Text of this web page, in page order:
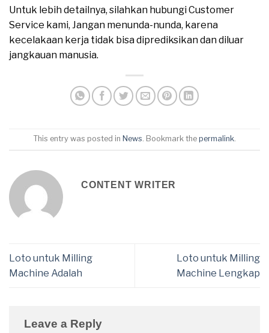
Untuk lebih detailnya, silahkan hubungi Customer
Service kami, Jangan menunda-nunda, karena
kecelakaan kerja tidak bisa diprediksikan dan diluar
jangkauan manusia.
This entry was posted in News. Bookmark the permalink.
CONTENT WRITER
Loto untuk Milling
Machine Adalah
Loto untuk Milling
Machine Lengkap
Leave a Reply